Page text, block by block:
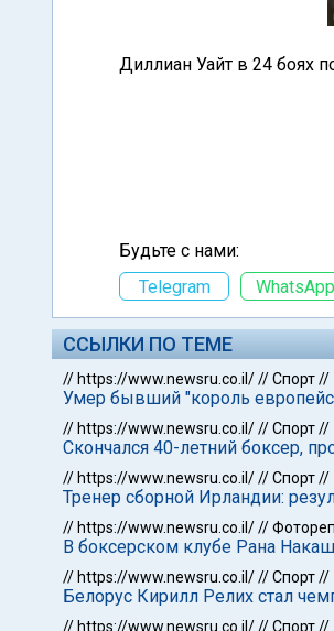
Диллиан Уайт в 24 боях
Будьте с нами:
Telegram
WhatsApp
ССЫЛКИ ПО ТЕМЕ
// https://www.newsru.co.il///Спорт//
Умер бывший "король
// https://www.newsru.co.il///Спорт//
Скончался 40-летний боксер,
// https://www.newsru.co.il///Спорт//
Тренер сборной Ирландии:
// https://www.newsru.co.il///
В боксерском клубе Рана
// https://www.newsru.co.il///Спорт//
Белорус Кирилл Релих стал
// https://www.newsru.co.il///Спорт//